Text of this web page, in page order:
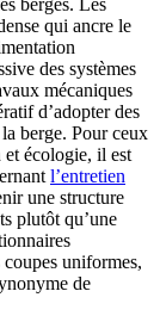
qui ancre le
des systèmes
mécaniques
d’adopter des
berge. Pour ceux
et écologie, il est
l’entretien
une structure
plutôt qu’une
uniformes,
de